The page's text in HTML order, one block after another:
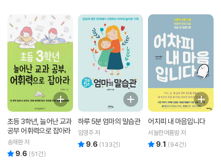
초등 3학년, 늘어난 교과
공부 어휘력으로 잡아라
송재환 저
9.6 (51건)
하루 5분 엄마의 말습관
임영주 저
9.6 (133건)
어차피 내 마음입니다
서늘한여름밤 저
9.1 (94건)